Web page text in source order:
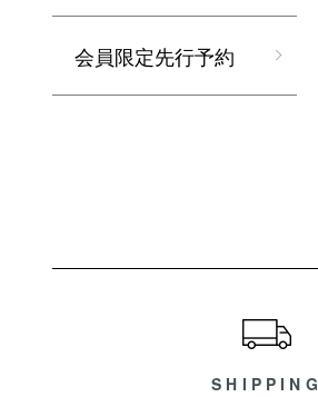
会員限定先行予約
SHIPPING